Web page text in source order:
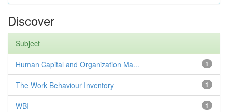
Discover
Subject
1
Human Capital and Organization Ma...
1
The Work Behaviour Inventory
1
WBI